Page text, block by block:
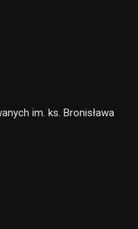
im. ks. Bronisława